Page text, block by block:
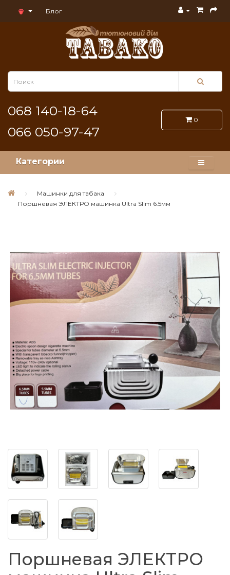
Блог
068 140-18-64
066 050-97-47
0
Категории
Машинки для табака
Поршневая ЭЛЕКТРО машинка Ultra Slim 6.5мм
Поршневая ЭЛЕКТРО